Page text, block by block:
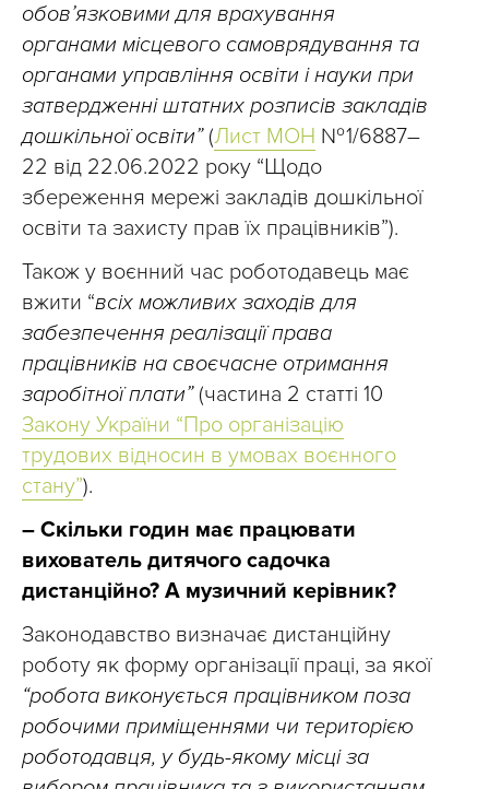
обов’язковими для врахування
органами місцевого самоврядування та
органами управління освіти і науки при
затвердженні штатних розписів закладів
дошкільної освіти”(Лист МОН № 1/6887–
22 від 22.06.2022 року “Щодо
збереження мережі закладів дошкільної
освіти та захисту прав їх працівників”).
Також у воєнний час роботодавець має
вжити “всіх можливих заходів для
забезпечення реалізації права
працівників на своєчасне отримання
заробітної плати”(частина 2 статті 10
Закону України “Про організацію
трудових відносин в умовах воєнного
стану”).
– Скільки годин має працювати
вихователь дитячого садочка
дистанційно? А музичний керівник?
Законодавство визначає дистанційну
роботу як форму організації праці, за якої
“робота виконується працівником поза
робочими приміщеннями чи територією
роботодавця, у будь-якому місці за